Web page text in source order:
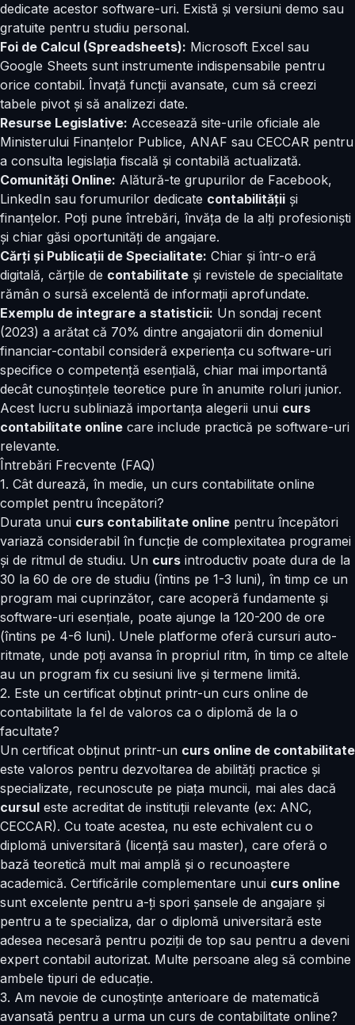
dedicate acestor software-uri. Există și versiuni demo sau
gratuite pentru studiu personal.
Foi de Calcul (Spreadsheets): Microsoft Excel sau
Google Sheets sunt instrumente indispensabile pentru
orice contabil. Învață funcții avansate, cum să creezi
tabele pivot și să analizezi date.
Resurse Legislative: Accesează site-urile oficiale ale
Ministerului Finanțelor Publice, ANAF sau CECCAR pentru
a consulta legislația fiscală și contabilă actualizată.
Comunități Online: Alătură-te grupurilor de Facebook,
LinkedIn sau forumurilor dedicate contabilității și
finanțelor. Poți pune întrebări, învăța de la alți profesioniști
și chiar găsi oportunități de angajare.
Cărți și Publicații de Specialitate: Chiar și într-o eră
digitală, cărțile de contabilitate și revistele de specialitate
rămân o sursă excelentă de informații aprofundate.
Exemplu de integrare a statisticii: Un sondaj recent
(2023) a arătat că 70% dintre angajatorii din domeniul
financiar-contabil consideră experiența cu software-uri
specifice o competență esențială, chiar mai importantă
decât cunoștințele teoretice pure în anumite roluri junior.
Acest lucru subliniază importanța alegerii unui curs
contabilitate online care include practică pe software-uri
relevante.
Întrebări Frecvente (FAQ)
1. Cât durează, în medie, un curs contabilitate online
complet pentru începători?
Durata unui curs contabilitate online pentru începători
variază considerabil în funcție de complexitatea programei
și de ritmul de studiu. Un curs introductiv poate dura de la
30 la 60 de ore de studiu (întins pe 1-3 luni), în timp ce un
program mai cuprinzător, care acoperă fundamente și
software-uri esențiale, poate ajunge la 120-200 de ore
(întins pe 4-6 luni). Unele platforme oferă cursuri auto-
ritmate, unde poți avansa în propriul ritm, în timp ce altele
au un program fix cu sesiuni live și termene limită.
2. Este un certificat obținut printr-un curs online de
contabilitate la fel de valoros ca o diplomă de la o
facultate?
Un certificat obținut printr-un curs online de contabilitate
este valoros pentru dezvoltarea de abilități practice și
specializate, recunoscute pe piața muncii, mai ales dacă
cursul este acreditat de instituții relevante (ex: ANC,
CECCAR). Cu toate acestea, nu este echivalent cu o
diplomă universitară (licență sau master), care oferă o
bază teoretică mult mai amplă și o recunoaștere
academică. Certificările complementare unui curs online
sunt excelente pentru a-ți spori șansele de angajare și
pentru a te specializa, dar o diplomă universitară este
adesea necesară pentru poziții de top sau pentru a deveni
expert contabil autorizat. Multe persoane aleg să combine
ambele tipuri de educație.
3. Am nevoie de cunoștințe anterioare de matematică
avansată pentru a urma un curs de contabilitate online?